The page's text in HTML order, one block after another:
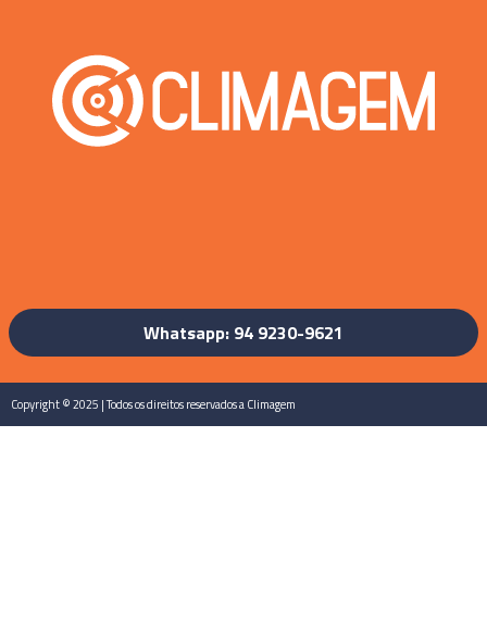
Whatsapp: 94 9230-9621
Copyright © 2025 | Todos os direitos reservados a Climagem